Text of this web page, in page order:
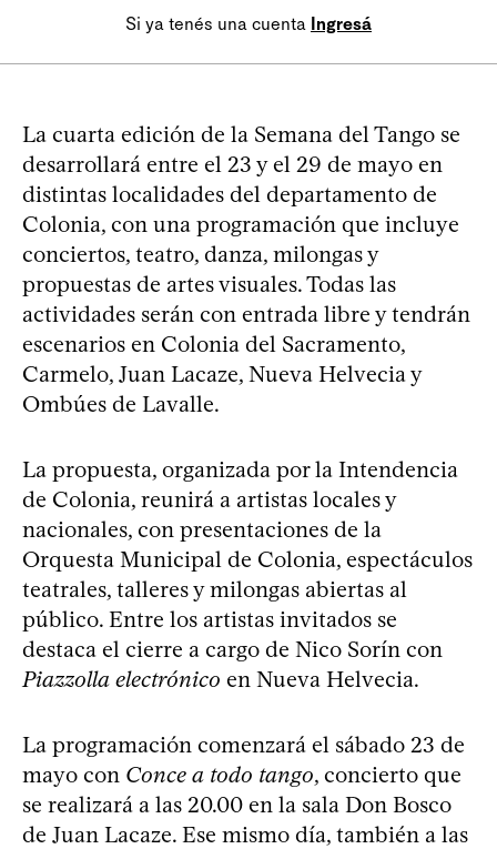
Si ya tenés una cuenta Ingresá
La cuarta edición de la Semana del Tango se
desarrollará entre el 23 y el 29 de mayo en
distintas localidades del departamento de
Colonia, con una programación que incluye
conciertos, teatro, danza, milongas y
propuestas de artes visuales. Todas las
actividades serán con entrada libre y tendrán
escenarios en Colonia del Sacramento,
Carmelo, Juan Lacaze, Nueva Helvecia y
Ombúes de Lavalle.
La propuesta, organizada por la Intendencia
de Colonia, reunirá a artistas locales y
nacionales, con presentaciones de la
Orquesta Municipal de Colonia, espectáculos
teatrales, talleres y milongas abiertas al
público. Entre los artistas invitados se
destaca el cierre a cargo de Nico Sorín con
Piazzolla electrónico en Nueva Helvecia.
La programación comenzará el sábado 23 de
mayo con Conce a todo tango, concierto que
se realizará a las 20.00 en la sala Don Bosco
de Juan Lacaze. Ese mismo día, también a las